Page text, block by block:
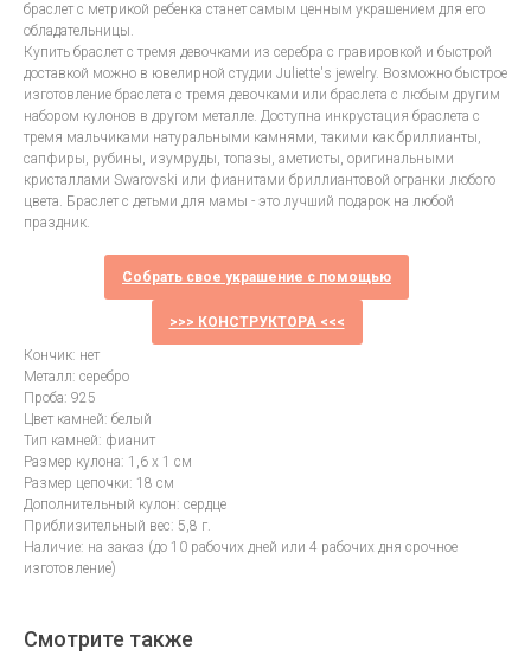
браслет с метрикой ребенка станет самым ценным украшением для его
обладательницы.
Купить браслет с тремя девочками из серебра с гравировкой и быстрой
доставкой можно в ювелирной студии Juliette's jewelry. Возможно быстрое
изготовление браслета с тремя девочками или браслета с любым другим
набором кулонов в другом металле. Доступна инкрустация браслета с
тремя мальчиками натуральными камнями, такими как бриллианты,
сапфиры, рубины, изумруды, топазы, аметисты, оригинальными
кристаллами Swarovski или фианитами бриллиантовой огранки любого
цвета. Браслет с детьми для мамы - это лучший подарок на любой
праздник.
Собрать свое украшение с помощью
>>> КОНСТРУКТОРА <<<
Кончик: нет
Металл: серебро
Проба: 925
Цвет камней: белый
Тип камней: фианит
Размер кулона: 1,6 х 1 см
Размер цепочки: 18 см
Дополнительный кулон: сердце
Приблизительный вес: 5,8 г.
Наличие: на заказ (до 10 рабочих дней или 4 рабочих дня срочное
изготовление)
Смотрите также